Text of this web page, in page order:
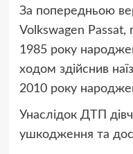
За попередньою
Volkswagen Passat,
1985 року
ходом здійснив
2010 року
Унаслідок ДТП
ушкодження та